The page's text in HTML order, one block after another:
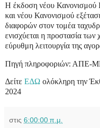
Η έκδοση νέου Κανονισμού
και νέου Κανονισμού
διαφορών στον τομέα
ενισχύεται η προστασία των
εύρυθμη λειτουργία της
Πηγή πληροφοριών: ΑΠΕ-
Δείτε ΕΔΩ ολόκληρη την
2024
στις 6:00:00 π.μ.